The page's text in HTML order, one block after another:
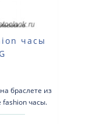
часы
браслете из
часы.
К..